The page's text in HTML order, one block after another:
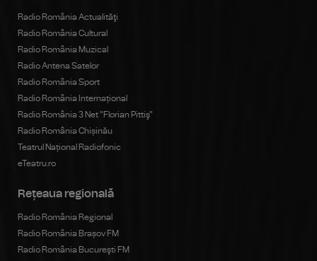
Radio România Actualităţi
Radio România Cultural
Radio România Muzical
Radio Antena Satelor
Radio România Sport
Radio România Internațional
Radio România 3 Net "Florian Pittiş"
Radio România Chișinău
Teatrul Național Radiofonic
eTeatru.ro
Rețeaua regională
Radio România Regional
Radio România Brașov FM
Radio România Bucureşti FM